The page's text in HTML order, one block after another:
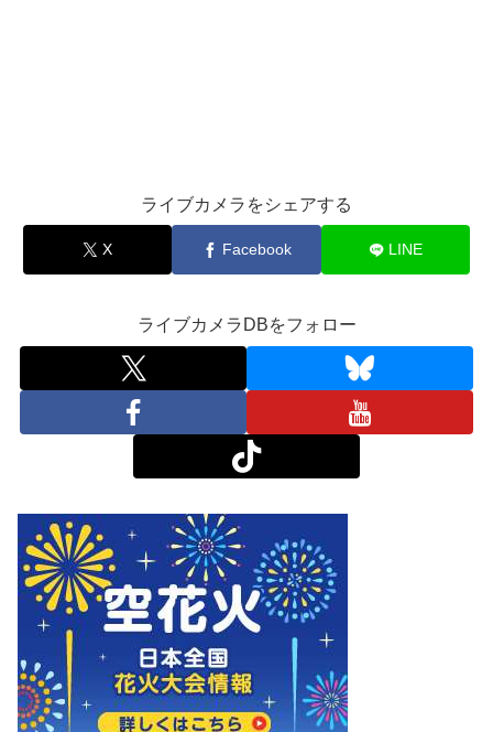
ライブカメラをシェアする
X Facebook LINE
ライブカメラDBをフォロー